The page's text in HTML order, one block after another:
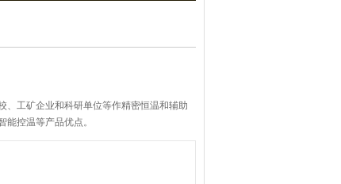
、工矿企业和科研单位等作精密恒温和辅助
能控温等产品优点。